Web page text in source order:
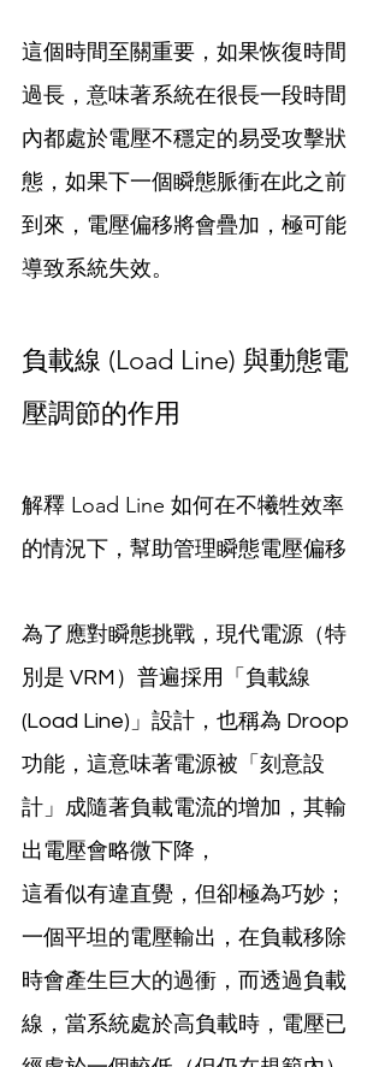
這個時間至關重要，如果恢復時間
過長，意味著系統在很長一段時間
內都處於電壓不穩定的易受攻擊狀
態，如果下一個瞬態脈衝在此之前
到來，電壓偏移將會疊加，極可能
導致系統失效。
負載線 (Load Line) 與動態電
壓調節的作用
解釋 Load Line 如何在不犧牲效率
的情況下，幫助管理瞬態電壓偏移
為了應對瞬態挑戰，現代電源（特
別是 VRM）普遍採用「負載線
(Load Line)」設計，也稱為 Droop
功能，這意味著電源被「刻意設
計」成隨著負載電流的增加，其輸
出電壓會略微下降，
這看似有違直覺，但卻極為巧妙；
一個平坦的電壓輸出，在負載移除
時會產生巨大的過衝，而透過負載
線，當系統處於高負載時，電壓已